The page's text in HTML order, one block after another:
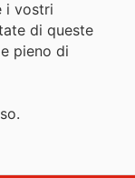
i vostri
di queste
pieno di